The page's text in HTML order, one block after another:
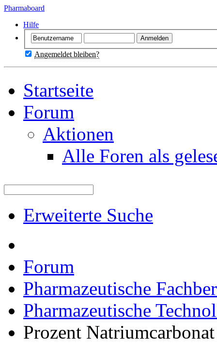
Pharmaboard
Hilfe
Angemeldet bleiben?
Startseite
Forum
Aktionen
Alle Foren als
Erweiterte Suche
Forum
Pharmazeutische
Pharmazeutische
Prozent